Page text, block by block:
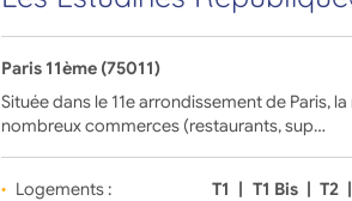
Paris 11ème (75011)
Située dans le 11e arrondissement de Paris,
nombreux commerces (restaurants, sup…
Logements : T1 | T1 Bis | T2 |